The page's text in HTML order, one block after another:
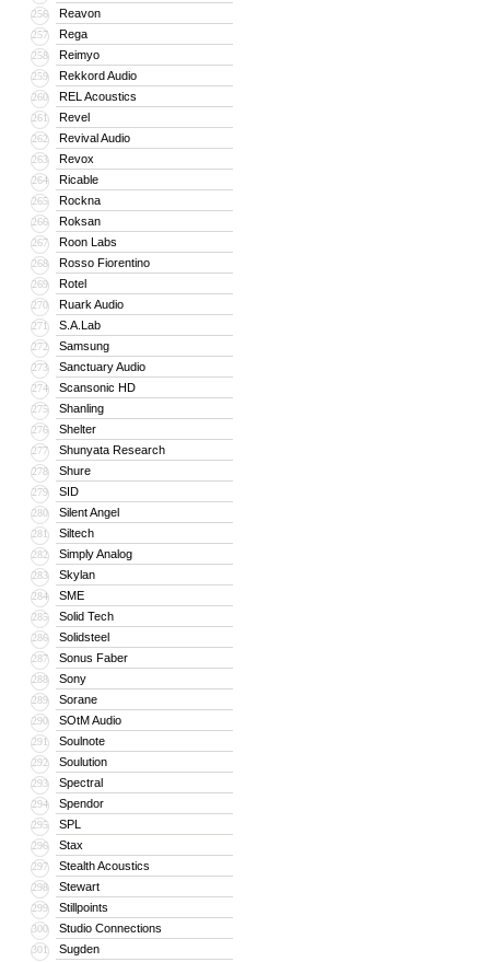
256 Reavon
257 Rega
258 Reimyo
259 Rekkord Audio
260 REL Acoustics
261 Revel
262 Revival Audio
263 Revox
264 Ricable
265 Rockna
266 Roksan
267 Roon Labs
268 Rosso Fiorentino
269 Rotel
270 Ruark Audio
271 S.A.Lab
272 Samsung
273 Sanctuary Audio
274 Scansonic HD
275 Shanling
276 Shelter
277 Shunyata Research
278 Shure
279 SID
280 Silent Angel
281 Siltech
282 Simply Analog
283 Skylan
284 SME
285 Solid Tech
286 Solidsteel
287 Sonus Faber
288 Sony
289 Sorane
290 SOtM Audio
291 Soulnote
292 Soulution
293 Spectral
294 Spendor
295 SPL
296 Stax
297 Stealth Acoustics
298 Stewart
299 Stillpoints
300 Studio Connections
301 Sugden